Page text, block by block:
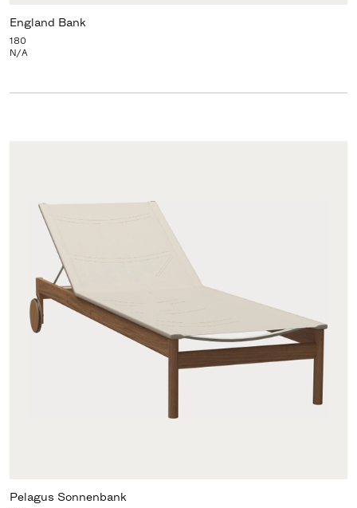
England Bank
180
N/A
Pelagus Sonnenbank